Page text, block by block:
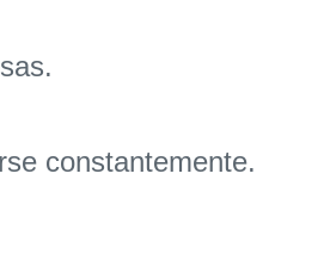
constantemente.